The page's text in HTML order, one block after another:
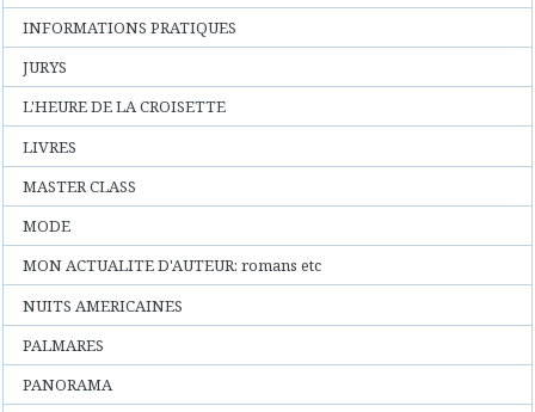
INFORMATIONS PRATIQUES
JURYS
L'HEURE DE LA CROISETTE
LIVRES
MASTER CLASS
MODE
MON ACTUALITE D'AUTEUR: romans etc
NUITS AMERICAINES
PALMARES
PANORAMA